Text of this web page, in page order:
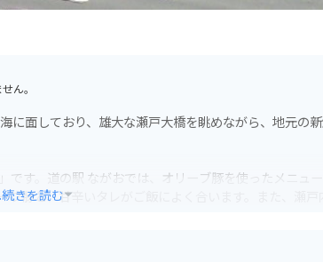
ん。
に面しており、雄大な瀬戸大橋を眺めながら、地元の
す。道の駅 ながおでは、オリーブ豚を使ったメニュ
豚と、甘辛いタレがご飯によく合います。また、瀬戸
いるので安心です。瀬戸内海沿いの道をツーリングする
続きを読む